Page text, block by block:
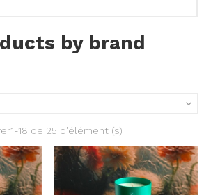
by brand

18 de 25 d'élément (s)